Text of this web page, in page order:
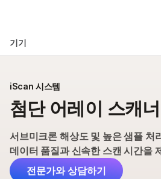
솔루션
회사
지원
추천 링크
기기
애플리케이션 및 방법
사양
제품 및 서비스
주문하기
iScan 시스템
첨단 어레이 스캐너
서브미크론 해상도 및 높은 샘플 처
데이터 품질과 신속한 스캔 시간을
전문가와 상담하기
보다 관련성이 높은 콘텐츠를
미생물학 연구
농업유전체학 연구